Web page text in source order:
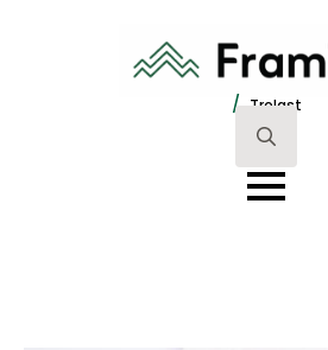
/ Trelast
Search
for: